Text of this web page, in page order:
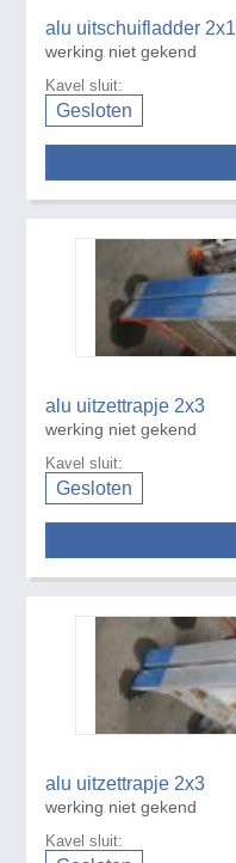
alu uitschuifladder
werking niet gekend
Kavel sluit:
Gesloten
alu uitzettrapje 2x3
werking niet gekend
Kavel sluit:
Gesloten
alu uitzettrapje 2x3
werking niet gekend
Kavel sluit: